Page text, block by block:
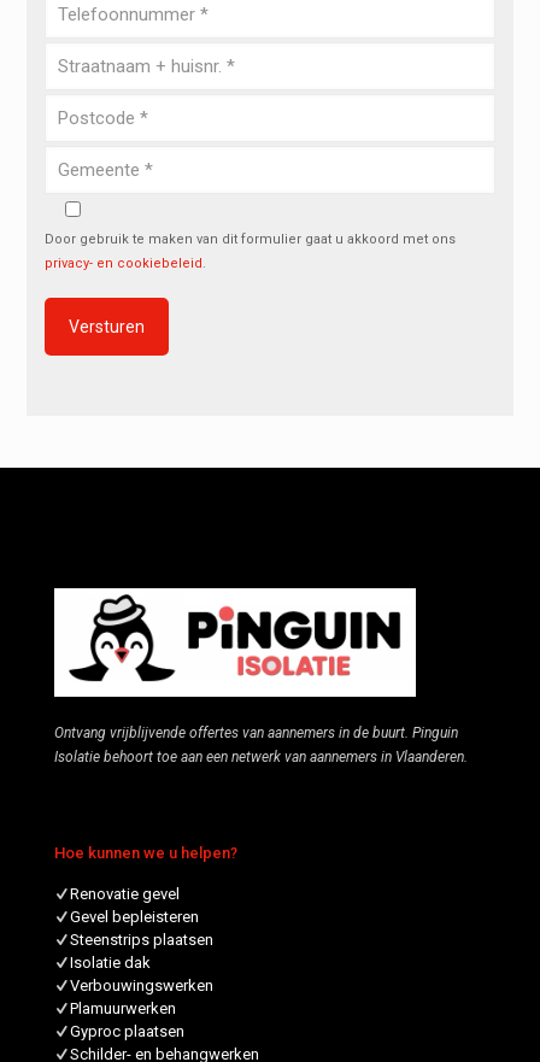
Door gebruik te maken van dit formulier gaat u akkoord met ons
privacy- en cookiebeleid .
Ontvang vrijblijvende offertes van aannemers in de buurt. Pinguin
Isolatie behoort toe aan een netwerk van aannemers in Vlaanderen.
Hoe kunnen we u helpen?
Renovatie gevel
Gevel bepleisteren
Steenstrips plaatsen
Isolatie dak
Verbouwingswerken
Plamuurwerken
Gyproc plaatsen
Schilder- en behangwerken